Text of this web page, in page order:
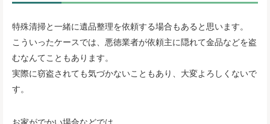
特殊清掃と一緒に遺品整理を依頼する場合もあると思います。
こういったケースでは、悪徳業者が依頼主に隠れて金品などを盗
むなんてこともあります。
実際に窃盗されても気づかないこともあり、大変よろしくないで
す。